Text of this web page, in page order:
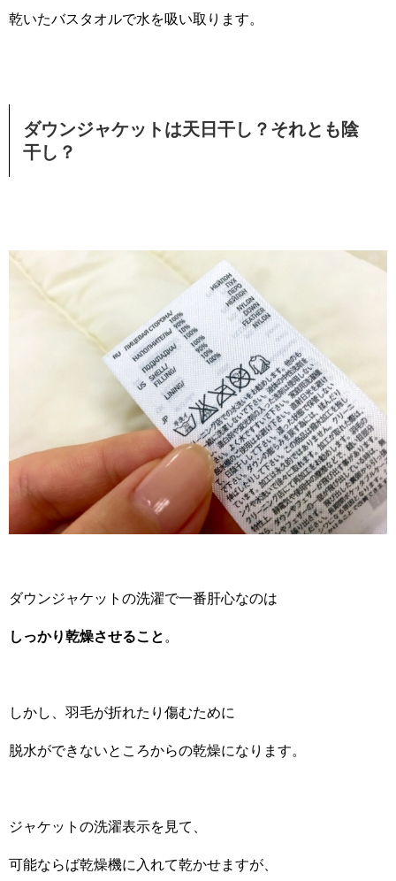
乾いたバスタオルで水を吸い取ります。
ダウンジャケットは天日干し？それとも陰
干し？
ダウンジャケットの洗濯で一番肝心なのは
しっかり乾燥させること 。
しかし、羽毛が折れたり傷むために
脱水ができないところからの乾燥になります。
ジャケットの洗濯表示を見て、
可能ならば乾燥機に入れて乾かせますが、